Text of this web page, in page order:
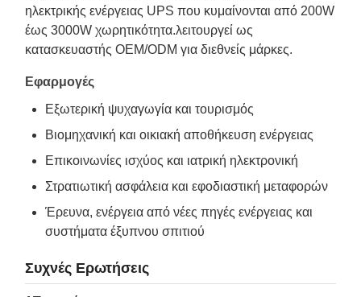
ηλεκτρικής ενέργειας UPS που κυμαίνονται από 200W
έως 3000W χωρητικότητα.λειτουργεί ως
κατασκευαστής OEM/ODM για διεθνείς μάρκες.
Εφαρμογές
Εξωτερική ψυχαγωγία και τουρισμός
Βιομηχανική και οικιακή αποθήκευση ενέργειας
Επικοινωνίες ισχύος και ιατρική ηλεκτρονική
Στρατιωτική ασφάλεια και εφοδιαστική μεταφορών
Έρευνα, ενέργεια από νέες πηγές ενέργειας και
συστήματα έξυπνου σπιτιού
Συχνές Ερωτήσεις